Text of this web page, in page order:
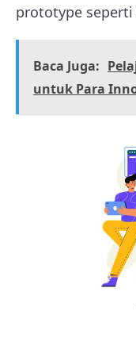
prototype seperti
Baca Juga:
untuk Para